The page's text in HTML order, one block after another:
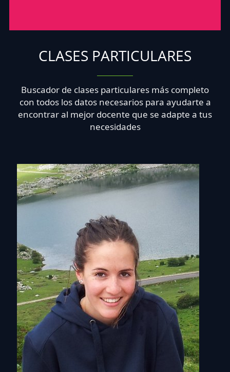
CLASES PARTICULARES
Buscador de clases particulares más completo
con todos los datos necesarios para ayudarte a
encontrar al mejor docente que se adapte a tus
necesidades